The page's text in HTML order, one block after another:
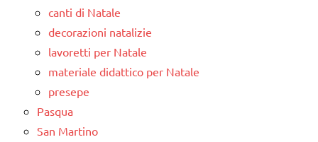
canti di Natale
decorazioni natalizie
lavoretti per Natale
materiale didattico per Natale
presepe
Pasqua
San Martino